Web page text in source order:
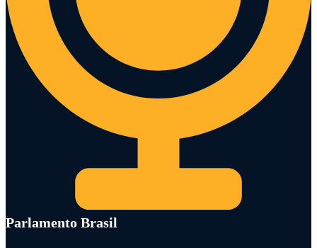
Parlamento Brasil